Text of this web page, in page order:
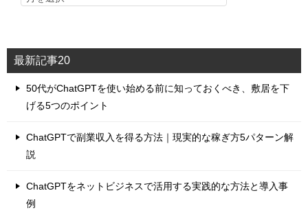
最新記事20
50代がChatGPTを使い始める前に知っておくべき、敷居を下
げる5つのポイント
ChatGPTで副業収入を得る方法｜現実的な稼ぎ方5パターン解
説
ChatGPTをネットビジネスで活用する実践的な方法と導入事
例